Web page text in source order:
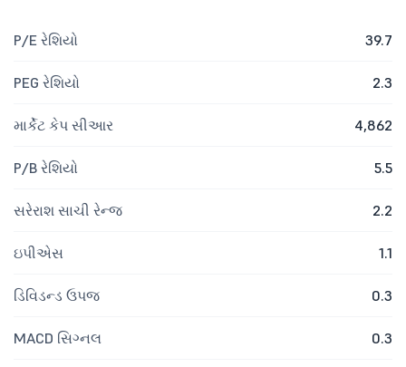
P/E રેશિયો 39.7
PEG રેશિયો 2.3
માર્કેટ કેપ સીઆર 4,862
P/B રેશિયો 5.5
સરેરાશ સાચી રેન્જ 2.2
ઇપીએસ 1.1
ડિવિડન્ડ ઉપજ 0.3
MACD સિગ્નલ 0.3